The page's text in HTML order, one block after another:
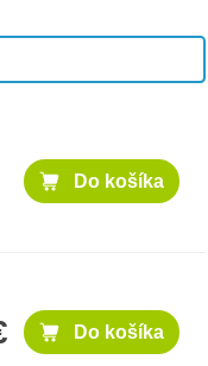
Do košíka
Do košíka